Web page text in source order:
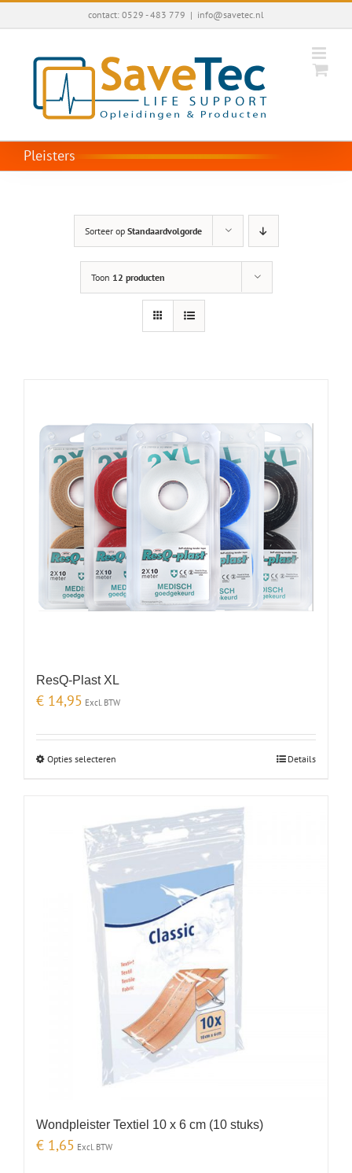
Ga
contact: 0529 - 483 779 | info@savetec.nl
Pleisters
Sorteer op Standaardvolgorde
Toon 12 producten
ResQ-Plast XL
€ 14,95 Excl. BTW
Opties selecteren Details
Wondpleister Textiel 10 x 6 cm (10 stuks)
€ 1,65 Excl. BTW